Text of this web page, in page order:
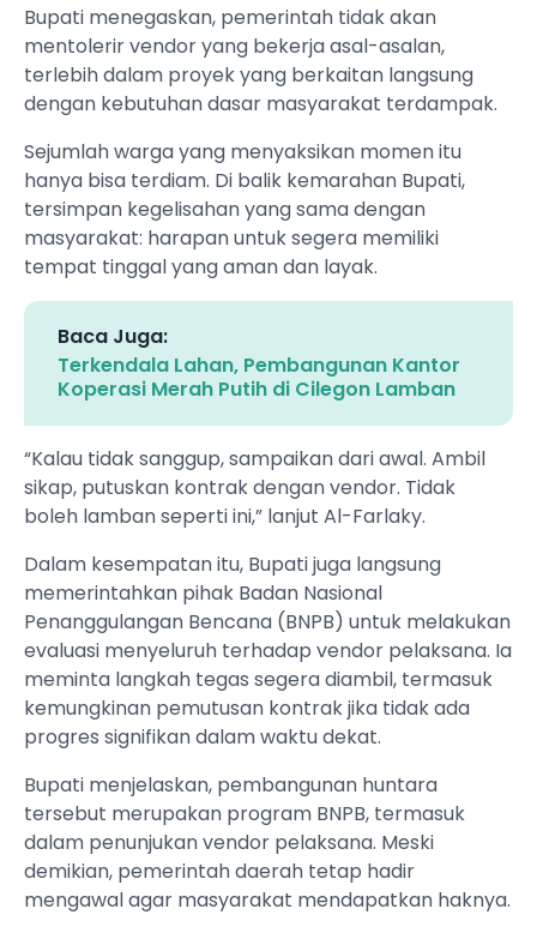
Bupati menegaskan, pemerintah tidak akan
mentolerir vendor yang bekerja asal-asalan,
terlebih dalam proyek yang berkaitan langsung
dengan kebutuhan dasar masyarakat terdampak.
Sejumlah warga yang menyaksikan momen itu
hanya bisa terdiam. Di balik kemarahan Bupati,
tersimpan kegelisahan yang sama dengan
masyarakat: harapan untuk segera memiliki
tempat tinggal yang aman dan layak.
Baca Juga:
Terkendala Lahan, Pembangunan Kantor
Koperasi Merah Putih di Cilegon Lamban
“Kalau tidak sanggup, sampaikan dari awal. Ambil
sikap, putuskan kontrak dengan vendor. Tidak
boleh lamban seperti ini,” lanjut Al-Farlaky.
Dalam kesempatan itu, Bupati juga langsung
memerintahkan pihak Badan Nasional
Penanggulangan Bencana (BNPB) untuk melakukan
evaluasi menyeluruh terhadap vendor pelaksana. Ia
meminta langkah tegas segera diambil, termasuk
kemungkinan pemutusan kontrak jika tidak ada
progres signifikan dalam waktu dekat.
Bupati menjelaskan, pembangunan huntara
tersebut merupakan program BNPB, termasuk
dalam penunjukan vendor pelaksana. Meski
demikian, pemerintah daerah tetap hadir
mengawal agar masyarakat mendapatkan haknya.